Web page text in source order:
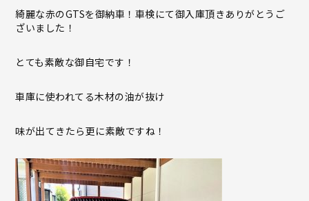
綺麗な赤のGTSを御納車！車検にて御入庫頂きありがとうご
ざいました！
とても素敵な御自宅です！
車庫に使われてる木材の油が抜け
味が出てきたら更に素敵ですね！